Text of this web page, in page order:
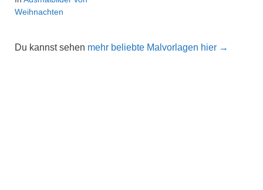
Weihnachten
Du kannst sehen mehr beliebte Malvorlagen hier →